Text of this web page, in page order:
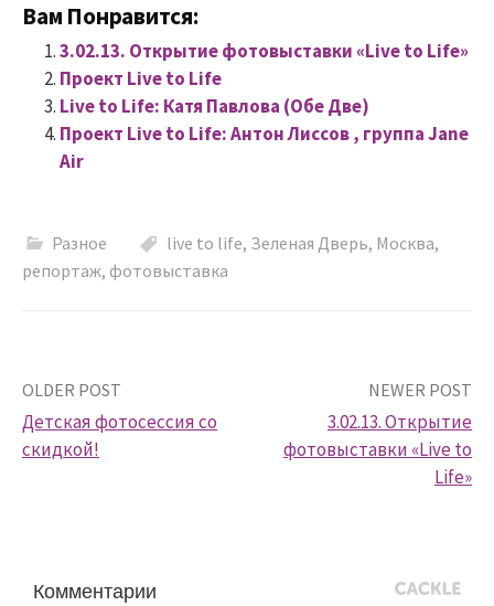
e
J
o
u
r
n
a
l
l
s
n
i
Вам Понравится:
3.02.13. Открытие фотовыставки «Live to Life»
Проект Live to Life
Live to Life: Катя Павлова (Обе Две)
Проект Live to Life: Антон Лиссов , группа Jane
Air
Разное live to life, Зеленая Дверь, Москва,
репортаж, фотовыставка
Post
navigation
OLDER POST
Детская фотосессия со
скидкой!
NEWER POST
3.02.13. Открытие
фотовыставки «Live to
Life»
Комментарии